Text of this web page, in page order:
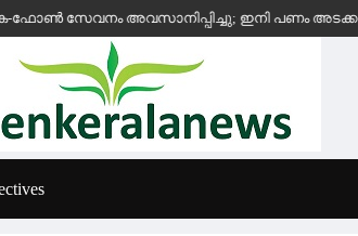
അവസാനിപ്പിച്ചു; ഇനി പണം അടക്കുന്ന